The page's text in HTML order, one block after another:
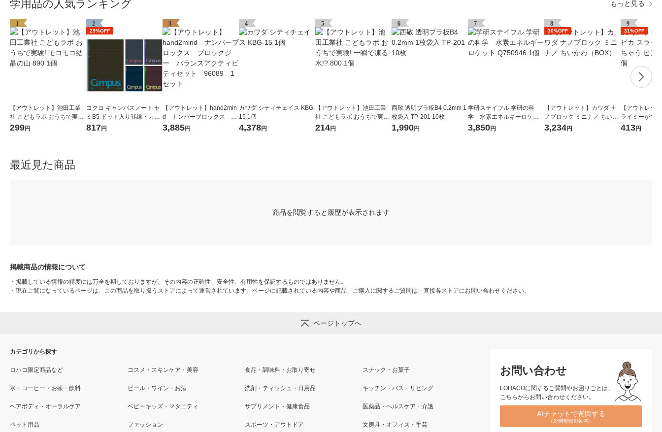
学用品の人気ランキング もっと見る
1
【アウトレット】池田工業
社 こどもラボ おうちで実験!
モコモコ結晶の山 890 1個
299円
2
29%OFF
コクヨ キャンパスノート セ
ミB5 ドット入り罫線・カラ
ー表紙 A罫7mm 30枚 5色セ
817円
3
【アウトレット】hand2min
d ナンバーブロックス ブ
ロックジー バランスアク
3,885円
4
カワダ シティチェイス KBG-
15 1個
4,378円
5
【アウトレット】池田工業
社 こどもラボ おうちで実験!
一瞬で凍る水!? 800 1個
214円
6
西敬 透明プラ板B4 0.2mm 1
枚袋入 TP-201 10枚
1,990円
7
学研ステイフル 学研の科
学 水素エネルギーロケッ
ト Q750946 1個
3,850円
8
30%OFF
【アウトレット】カワダ ナ
ノブロック ミニナノ ちいか
わ（BOX）
3,234円
9
31%OFF
【アウトレッ
ライミーがで
ク 090681 1個
413円
最近見た商品
商品を閲覧すると履歴が表示されます
掲載商品の情報について
・ 掲載している情報の精度には万全を期しておりますが、その内容の正確性、安全性、有用性を保証するものではありません。
・ 現在ご覧になっているページは、この商品を取り扱うストアによって運営されています。ページに記載されている内容や商品、ご購入に関するご質問は、直接各ストアにお問い合わせください。
ページトップへ
お問い合わせ
LOHACOに関するご質問やお困りごとは、
こちらからお問い合わせください。
AIチャットで質問する
（24時間自動回答）
カテゴリから探す
ロハコ限定商品など コスメ・スキンケア・美容 食品・調味料・お取り寄せ スナック・お菓子
水・コーヒー・お茶・飲料 ビール・ワイン・お酒 洗剤・ティッシュ・日用品 キッチン・バス・リビング
ヘアボディ・オーラルケア ベビーキッズ・マタニティ サプリメント・健康食品 医薬品・ヘルスケア・介護
ペット用品 ファッション スポーツ・アウトドア 文房具・オフィス・手芸